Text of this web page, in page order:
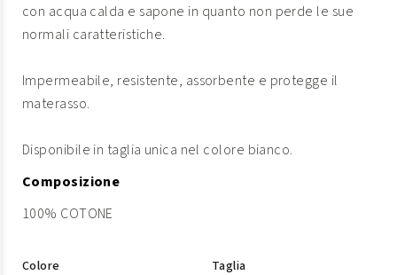
con acqua calda e sapone in quanto non perde le sue
normali caratteristiche.
Impermeabile, resistente, assorbente e protegge il
materasso.
Disponibile in taglia unica nel colore bianco.
Composizione
100% COTONE
Colore Taglia